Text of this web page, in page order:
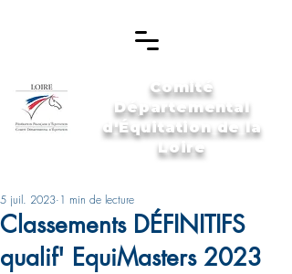
Comité
Départemental
d'Équitation de la
Loire
Classements DÉFINITIFS
qualif' EquiMasters 2023
5 juil. 2023 1 min de lecture